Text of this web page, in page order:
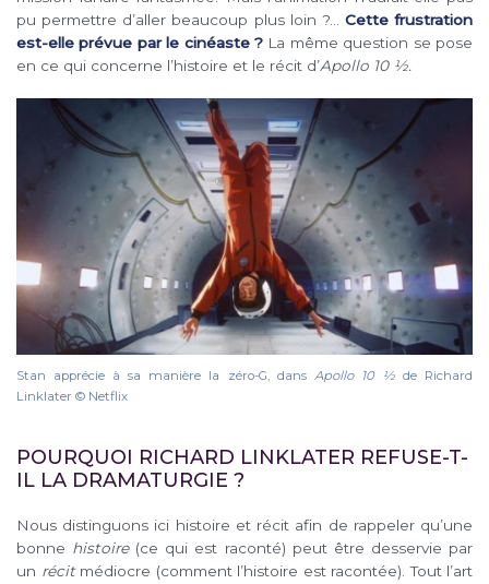
pu permettre d’aller beaucoup plus loin ?… Cette frustration
est-elle prévue par le cinéaste ? La même question se pose
en ce qui concerne l’histoire et le récit d’Apollo 10 ½.
Stan apprécie à sa manière la zéro-G, dansApollo 10 1⁄2de Richard
Linklater © Netflix
POURQUOI RICHARD LINKLATER REFUSE-T-
IL LA DRAMATURGIE ?
Nous distinguons ici histoire et récit afin de rappeler qu’une
bonne histoire(ce qui est raconté) peut être desservie par
un récitmédiocre (comment l’histoire est racontée). Tout l’art